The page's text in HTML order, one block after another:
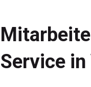
Service